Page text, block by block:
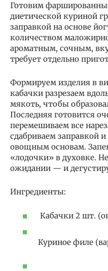
Готовим
диетической куриной
заправкой на основе
количеством
ароматным, сочным,
требует отдельно
Формируем изделия в
кабачки разрезаем
мякоть, чтобы
Последняя готовится
перемешиваем все
сдабриваем заправкой
овощным основам.
«лодочки» в духовке.
ожидании — и
Ингредиенты:
Кабачки 2 шт.
Куриное филе